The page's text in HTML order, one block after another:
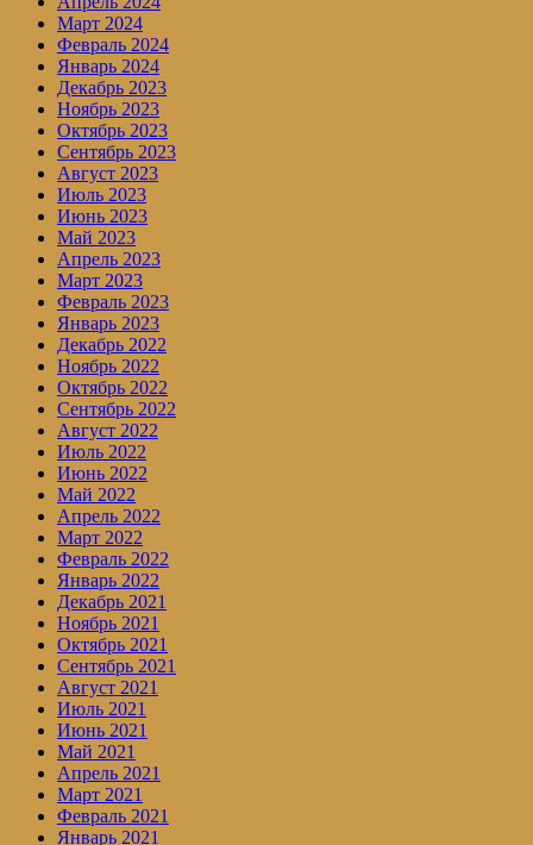
Март 2024
Февраль 2024
Январь 2024
Декабрь 2023
Ноябрь 2023
Октябрь 2023
Сентябрь 2023
Август 2023
Июль 2023
Июнь 2023
Май 2023
Апрель 2023
Март 2023
Февраль 2023
Январь 2023
Декабрь 2022
Ноябрь 2022
Октябрь 2022
Сентябрь 2022
Август 2022
Июль 2022
Июнь 2022
Май 2022
Апрель 2022
Март 2022
Февраль 2022
Январь 2022
Декабрь 2021
Ноябрь 2021
Октябрь 2021
Сентябрь 2021
Август 2021
Июль 2021
Июнь 2021
Май 2021
Апрель 2021
Март 2021
Февраль 2021
Январь 2021